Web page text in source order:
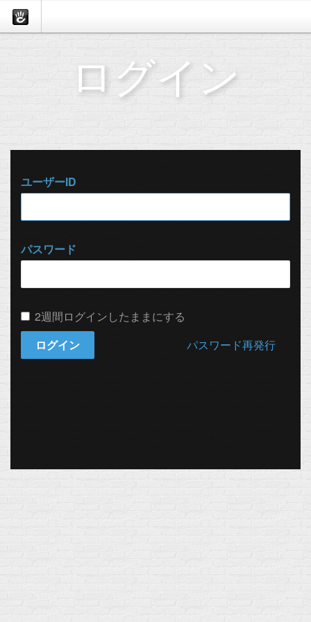
ログイン
ユーザーID
パスワード
2週間ログインしたままにする
ログイン
パスワード再発行